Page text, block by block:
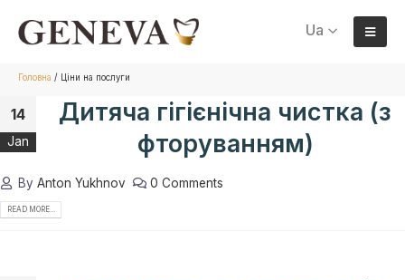
Ua
Головна / Ціни на послуги
14
Jan
Дитяча гігієнічна чистка (з
фторуванням)
By Anton Yukhnov 0 Comments
READ MORE...